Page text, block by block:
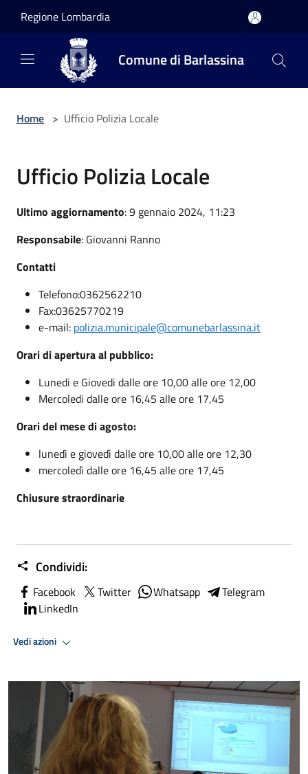
Regione Lombardia
Comune di Barlassina
Home > Ufficio Polizia Locale
Ufficio Polizia Locale
Ultimo aggiornamento: 9 gennaio 2024, 11:23
Responsabile: Giovanni Ranno
Contatti
Telefono:0362562210
Fax:03625770219
e-mail: polizia.municipale@comunebarlassina.it
Orari di apertura al pubblico:
Lunedi e Giovedi dalle ore 10,00 alle ore 12,00
Mercoledi dalle ore 16,45 alle ore 17,45
Orari del mese di agosto:
lunedì e giovedì dalle ore 10,00 alle ore 12,30
mercoledì dalle ore 16,45 alle ore 17,45
Chiusure straordinarie
Condividi:
Facebook Twitter Whatsapp
Telegram
LinkedIn
Vedi azioni